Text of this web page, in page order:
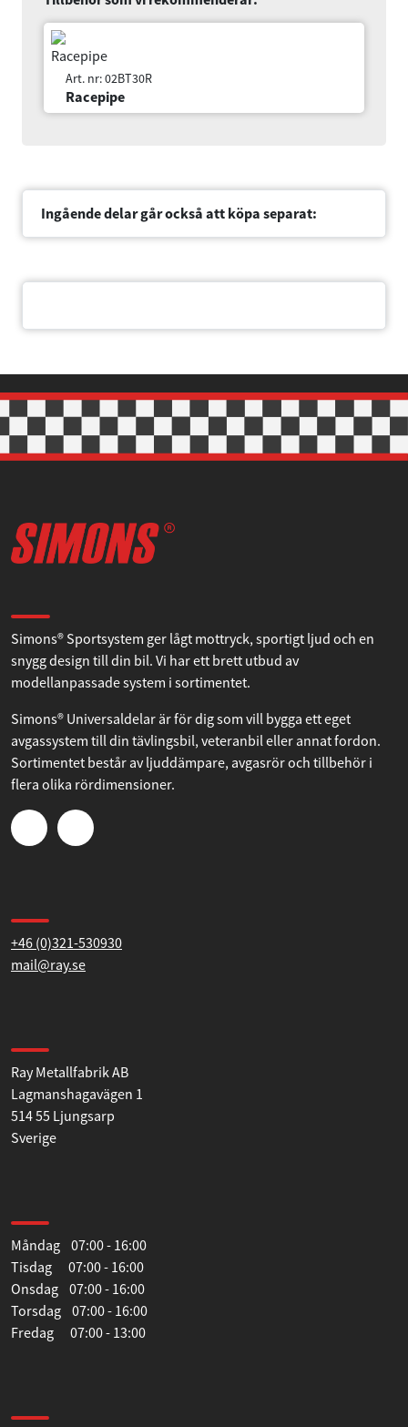
Art. nr: 02BT30R
Racepipe
Ingående delar går också att köpa separat:
Simons® Sportsystem ger lågt mottryck, sportigt ljud och en
snygg design till din bil. Vi har ett brett utbud av
modellanpassade system i sortimentet.
Simons® Universaldelar är för dig som vill bygga ett eget
avgassystem till din tävlingsbil, veteranbil eller annat fordon.
Sortimentet består av ljuddämpare, avgasrör och tillbehör i
flera olika rördimensioner.
+46 (0)321-530930
mail@ray.se
Ray Metallfabrik AB
Lagmanshagavägen 1
514 55 Ljungsarp
Sverige
Måndag 07:00 - 16:00
Tisdag 07:00 - 16:00
Onsdag 07:00 - 16:00
Torsdag 07:00 - 16:00
Fredag 07:00 - 13:00